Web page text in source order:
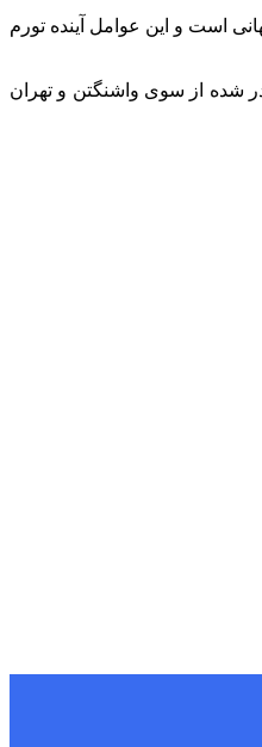
است و این عوامل آینده تورم
شده از سوی واشنگتن و تهران